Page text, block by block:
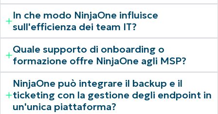
In che modo NinjaOne influisce
sull'efficienza dei team IT?
Quale supporto di onboarding o
formazione offre NinjaOne agli MSP?
NinjaOne può integrare il backup e il
ticketing con la gestione degli endpoint in
un'unica piattaforma?